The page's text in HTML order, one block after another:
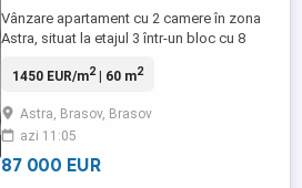
Vânzare apartament cu 2 camere în zona
Astra, situat la etajul 3 într-un bloc cu 8
și este compartimentată cu living,
este bine deservită de mijloace de
transport, magazine, școli și alte facilități
urbane, oferind ...
1450 EUR/m2| 60 m2
Astra, Brasov, Brasov
azi 11:05
87 000 EUR